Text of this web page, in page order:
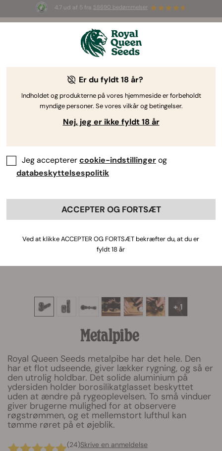
4.7 ud af 5 fra 58690 bedømmelser
3 White Widow Auto frøGRATIS til de
+ 1
Metalpibe
Royal Queen Seeds metalpibe har det hele. Den
har et flot udseende, giver lækker rygning, og så er
den utrolig holdbar. Det solide aluminium på
ydersiden holder borosilikatglasset beskyttet
uden at ændre på rygeoplevelsen. To små vinduer
giver brugerne mulighed for at observere
røgstrømmen, og et mellemstort lufthul kan
tømme røret på et øjeblik.
(24)Skrive en anmeldelse
Er du fyldt 18 år?
Indholdet og produkterne på vores hjemmeside er forbeholdt
myndige personer. Se vores vilkår og betingelser.
Nej, jeg er ikke fyldt 18 år
Jeg accepterercookie-indstillingerog
databeskyttelsespolitik
ACCEPTER OG FORTSÆT
Ved at klikke ACCEPTER OG FORTSÆT bekræfter du, at du er
fyldt 18 år